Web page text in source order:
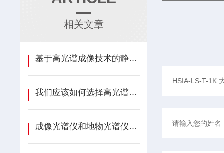
相关文章
基于高光谱成像技术的静脉识别测试试验
我们应该如何选择高光谱分选仪？
成像光谱仪和地物光谱仪在小麦冠层尺度上的对比研究